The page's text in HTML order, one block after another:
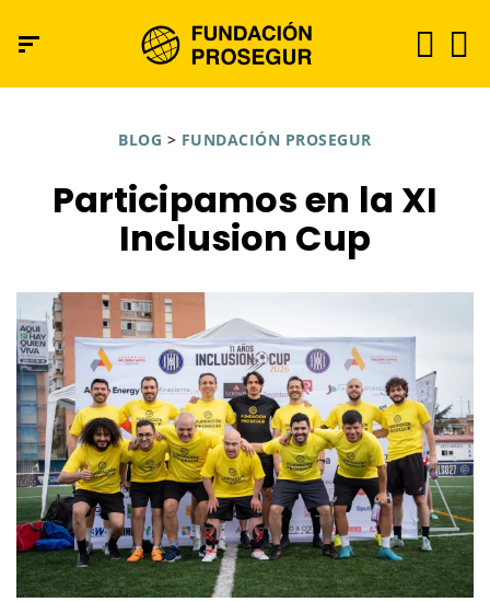
BLOG > FUNDACIÓN PROSEGUR
Participamos en la XI
Inclusion Cup